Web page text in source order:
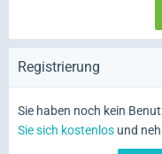
Registrierung
Sie haben noch kein
Sie sich kostenlos und